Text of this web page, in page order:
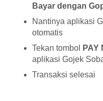
Bayar dengan
Nantinya aplikasi
otomatis
Tekan tombol
PAY
aplikasi Gojek
Transaksi selesai